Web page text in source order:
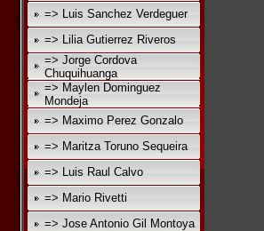
=> Luis Sanchez Verdeguer
=> Lilia Gutierrez Riveros
=> Jorge Cordova
Chuquihuanga
=> Maylen Dominguez
Mondeja
=> Maximo Perez Gonzalo
=> Maritza Toruno Sequeira
=> Luis Raul Calvo
=> Mario Rivetti
=> Jose Antonio Gil Montoya